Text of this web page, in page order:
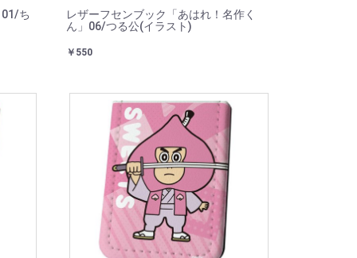
ち
レザーフセンブック「あはれ！名作く
ん」06/つる公(イラスト)
￥550